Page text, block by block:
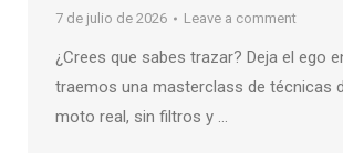
7 de julio de 2026
Leave a comment
¿Crees que sabes trazar? Deja el ego
traemos una masterclass de técnicas
moto real, sin filtros y …